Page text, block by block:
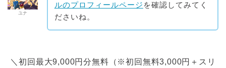
ユナ
ルのプロフィールページ を確認してみてく
ださいね。
＼初回最大9,000円分無料（※初回無料3,000円＋スリ